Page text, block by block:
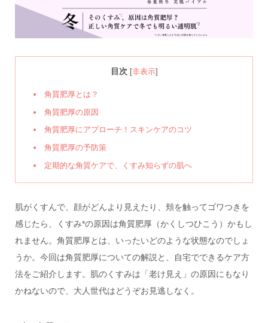
目次 [非表示]
角質肥厚とは？
角質肥厚の原因
角質肥厚にアプローチ！スキンケアのコツ
角質肥厚の予防策
定期的な角質ケアで、くすみ知らずの肌へ
肌がくすんで、顔がどんより見えたり、頬を触ってゴワつきを
感じたら、くすみ*の原因は角質肥厚（かくしつひこう）かもし
れません。角質肥厚とは、いったいどのような状態なのでしょ
うか。今回は角質肥厚についての解説と、自宅でできるケア方
法をご紹介します。肌のくすみは「老け見え」の原因にもなり
かねないので、大人世代はどうぞお見逃しなく。